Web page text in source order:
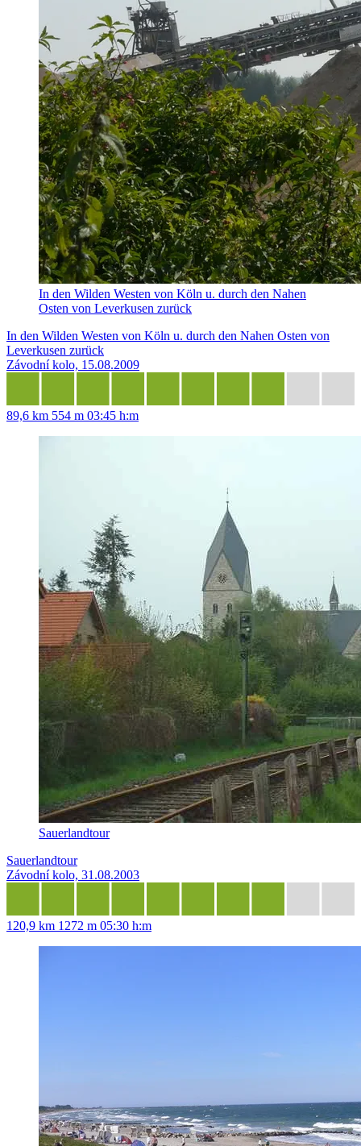
In den Wilden Westen von Köln u. durch den Nahen
Osten von Leverkusen zurück
In den Wilden Westen von Köln u. durch den Nahen Osten von
Leverkusen zurück
Závodní kolo, 15.08.2009
89,6 km 554 m 03:45 h:m
Sauerlandtour
Sauerlandtour
Závodní kolo, 31.08.2003
120,9 km 1272 m 05:30 h:m